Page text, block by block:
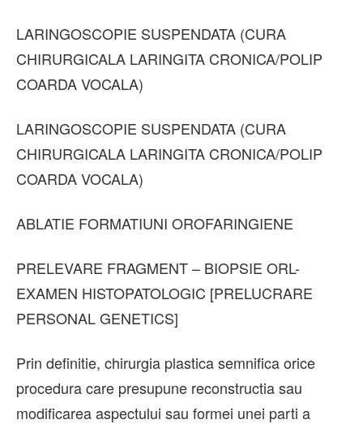
LARINGOSCOPIE SUSPENDATA (CURA
CHIRURGICALA LARINGITA CRONICA/POLIP
COARDA VOCALA)
LARINGOSCOPIE SUSPENDATA (CURA
CHIRURGICALA LARINGITA CRONICA/POLIP
COARDA VOCALA)
ABLATIE FORMATIUNI OROFARINGIENE
PRELEVARE FRAGMENT – BIOPSIE ORL-
EXAMEN HISTOPATOLOGIC [PRELUCRARE
PERSONAL GENETICS]
Prin definitie, chirurgia plastica semnifica orice
procedura care presupune reconstructia sau
modificarea aspectului sau formei unei parti a